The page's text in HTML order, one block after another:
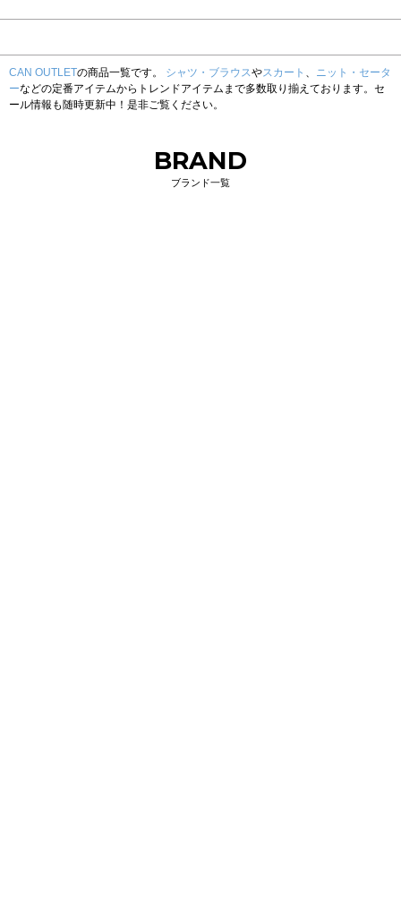
CAN OUTLETの商品一覧です。 シャツ・ブラウスやスカート 、 ニット・セータ
ーなどの定番アイテムからトレンドアイテムまで多数取り揃えております。セ
ール情報も随時更新中！是非ご覧ください。
BRAND
ブランド一覧